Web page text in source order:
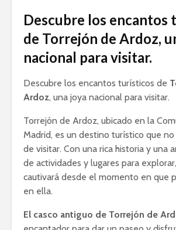
Descubre los encantos
de Torrejón de Ardoz,
nacional para visitar.
Descubre los encantos turísticos de
Ardoz, una joya nacional para visitar.
Torrejón de Ardoz, ubicado en la
Madrid, es un destino turístico que
de visitar. Con una rica historia y una
de actividades y lugares para
cautivará desde el momento en que
en ella.
El casco antiguo de Torrejón de